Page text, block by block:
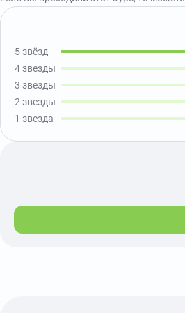
5 звёзд
4 звезды
3 звезды
2 звезды
1 звезда